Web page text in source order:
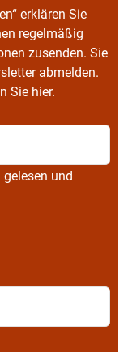
erklären Sie
regelmäßig
zusenden. Sie
abmelden.
Sie hier.
gelesen und